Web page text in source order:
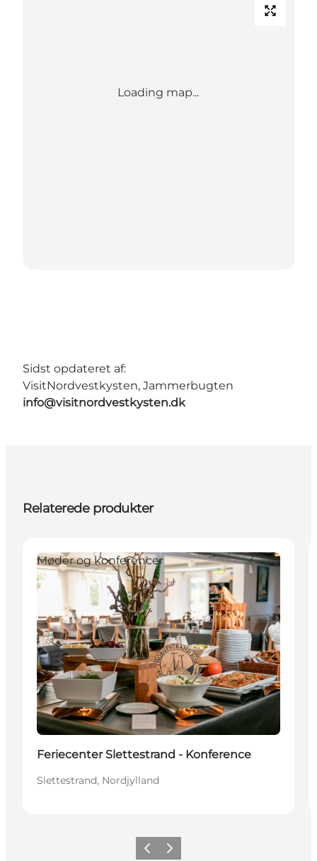
Loading map...
Sidst opdateret af:
VisitNordvestkysten, Jammerbugten
info@visitnordvestkysten.dk
Relaterede produkter
Møder og konferencer
Feriecenter Slettestrand - Konference
Slettestrand, Nordjylland
ForrigeNæste